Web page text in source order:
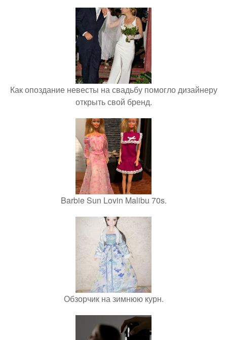
Как опоздание невесты на свадьбу помогло дизайнеру
открыть свой бренд.
Barbie Sun Lovin Malibu 70s.
Обзорчик на зимнюю курн.